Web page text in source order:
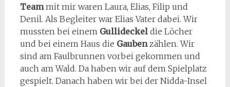
Teammit mir waren Laura, Elias, Filip und
Denil. Als Begleiter war Elias Vater dabei. Wir
mussten bei einem Gullideckeldie Löcher
und bei einem Haus die Gaubenzählen. Wir
sind am Faulbrunnen vorbei gekommen und
auch am Wald. Da haben wir auf dem Spielplatz
gespielt. Danach haben wir bei der Nidda-Insel